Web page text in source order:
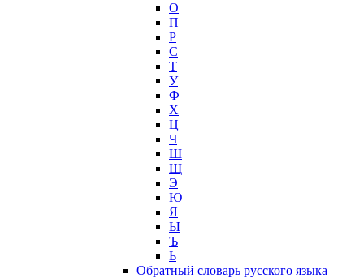
О
П
Р
С
Т
У
Ф
Х
Ц
Ч
Ш
Щ
Э
Ю
Я
Ы
Ъ
Ь
Обратный словарь русского языка